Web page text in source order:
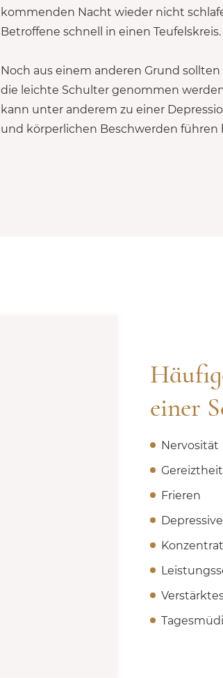
kommenden Nacht wieder nicht
Betroffene schnell in einen Teufelskreis.
Noch aus einem anderen Grund
die leichte Schulter genommen
kann unter anderem zu einer
und körperlichen Beschwerden führen
einer
Nervosität
Gereiztheit
Frieren